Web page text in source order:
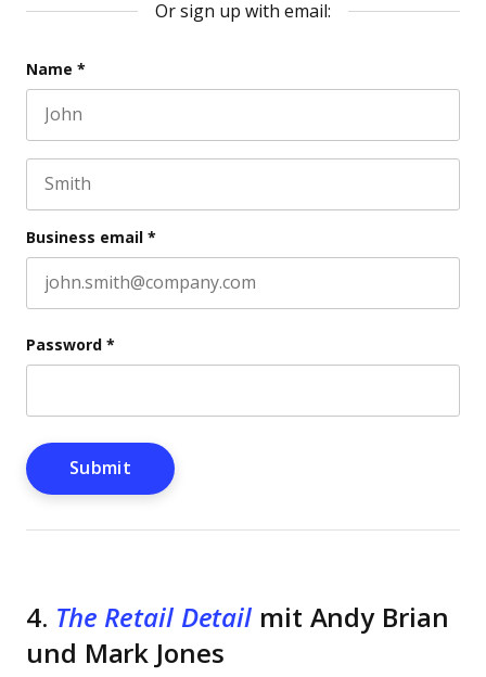
Or sign up with email:
Instagram
This field is for validation purposes and should be
Name *
Business email *
Password *
4. The Retail Detail mit Andy Brian
und Mark Jones